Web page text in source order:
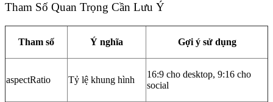
Tham Số Quan Trọng Cần Lưu Ý
Tham số Ý nghĩa Gợi ý sử dụng
aspectRatio Tỷ lệ khung hình
16:9 cho desktop, 9:16 cho
social